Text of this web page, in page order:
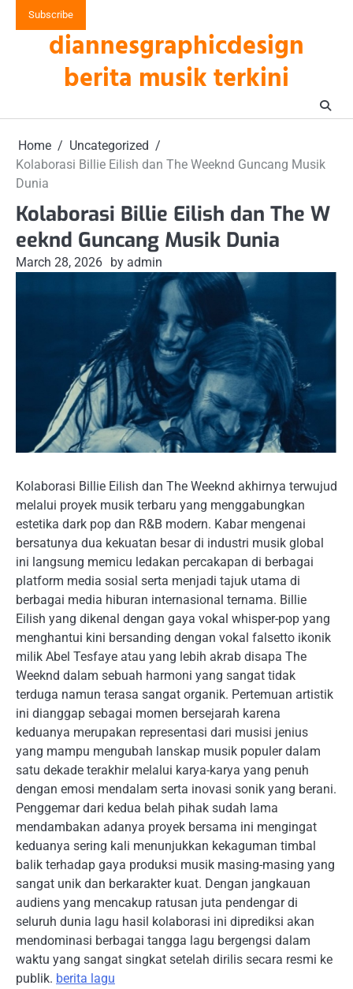
Subscribe
diannesgraphicdesign
berita musik terkini
Home
Uncategorized
Kolaborasi Billie Eilish dan The Weeknd Guncang Musik
Dunia
Kolaborasi Billie Eilish dan The W
eeknd Guncang Musik Dunia
March 28, 2026 by admin
Kolaborasi Billie Eilish dan The Weeknd akhirnya terwujud
melalui proyek musik terbaru yang menggabungkan
estetika dark pop dan R&B modern. Kabar mengenai
bersatunya dua kekuatan besar di industri musik global
ini langsung memicu ledakan percakapan di berbagai
platform media sosial serta menjadi tajuk utama di
berbagai media hiburan internasional ternama. Billie
Eilish yang dikenal dengan gaya vokal whisper-pop yang
menghantui kini bersanding dengan vokal falsetto ikonik
milik Abel Tesfaye atau yang lebih akrab disapa The
Weeknd dalam sebuah harmoni yang sangat tidak
terduga namun terasa sangat organik. Pertemuan artistik
ini dianggap sebagai momen bersejarah karena
keduanya merupakan representasi dari musisi jenius
yang mampu mengubah lanskap musik populer dalam
satu dekade terakhir melalui karya-karya yang penuh
dengan emosi mendalam serta inovasi sonik yang berani.
Penggemar dari kedua belah pihak sudah lama
mendambakan adanya proyek bersama ini mengingat
keduanya sering kali menunjukkan kekaguman timbal
balik terhadap gaya produksi musik masing-masing yang
sangat unik dan berkarakter kuat. Dengan jangkauan
audiens yang mencakup ratusan juta pendengar di
seluruh dunia lagu hasil kolaborasi ini diprediksi akan
mendominasi berbagai tangga lagu bergengsi dalam
waktu yang sangat singkat setelah dirilis secara resmi ke
publik. berita lagu